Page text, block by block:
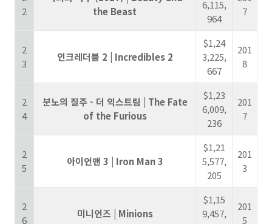
2
the Beast
6,115,
964
7
2
3
인크레더블 2​ | Incredibles 2
$1,24
3,225,
667
201
8
2
4
​분노의 질주 - 더 익스트림 | The Fate
of the Furious
$1,23
6,009,
236
201
7
2
5
아이언맨 3 | Iron Man 3
$1,21
5,577,
205
201
3
2
6
미니언즈 | Minions
$1,15
9,457,
201
5